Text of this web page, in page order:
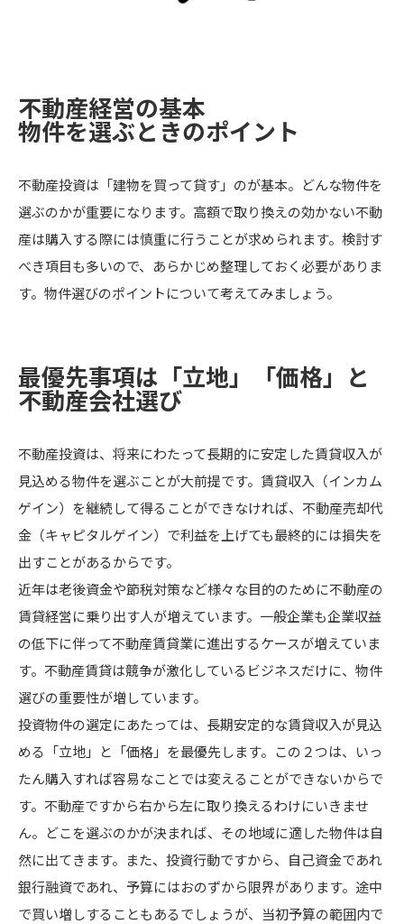
不動産経営の基本
物件を選ぶときのポイント
不動産投資は「建物を買って貸す」のが基本。どんな物件を
選ぶのかが重要になります。高額で取り換えの効かない不動
産は購入する際には慎重に行うことが求められます。検討す
べき項目も多いので、あらかじめ整理しておく必要がありま
す。物件選びのポイントについて考えてみましょう。
最優先事項は「立地」「価格」と
不動産会社選び
不動産投資は、将来にわたって長期的に安定した賃貸収入が
見込める物件を選ぶことが大前提です。賃貸収入（インカム
ゲイン）を継続して得ることができなければ、不動産売却代
金（キャピタルゲイン）で利益を上げても最終的には損失を
出すことがあるからです。
近年は老後資金や節税対策など様々な目的のために不動産の
賃貸経営に乗り出す人が増えています。一般企業も企業収益
の低下に伴って不動産賃貸業に進出するケースが増えていま
す。不動産賃貸は競争が激化しているビジネスだけに、物件
選びの重要性が増しています。
投資物件の選定にあたっては、長期安定的な賃貸収入が見込
める「立地」と「価格」を最優先します。この２つは、いっ
たん購入すれば容易なことでは変えることができないからで
す。不動産ですから右から左に取り換えるわけにいきませ
ん。どこを選ぶのかが決まれば、その地域に適した物件は自
然に出てきます。また、投資行動ですから、自己資金であれ
銀行融資であれ、予算にはおのずから限界があります。途中
で買い増しすることもあるでしょうが、当初予算の範囲内で